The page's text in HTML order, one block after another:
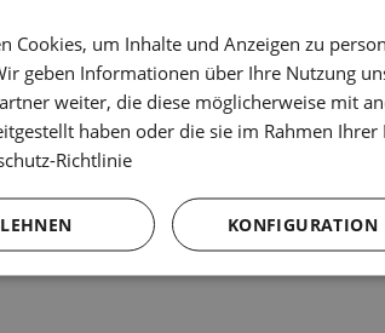
NN Hotels
Cookies, um Inhalte und Anzeigen zu
geben Informationen über Ihre Nutzung
weiter, die diese möglicherweise mit
haben oder die sie im Rahmen
Richtlinie
KONFIGURATION